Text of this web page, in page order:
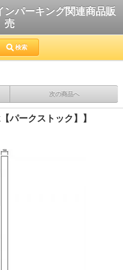
パーキング関連商品販
売
検索
次の商品へ
パークストック】】